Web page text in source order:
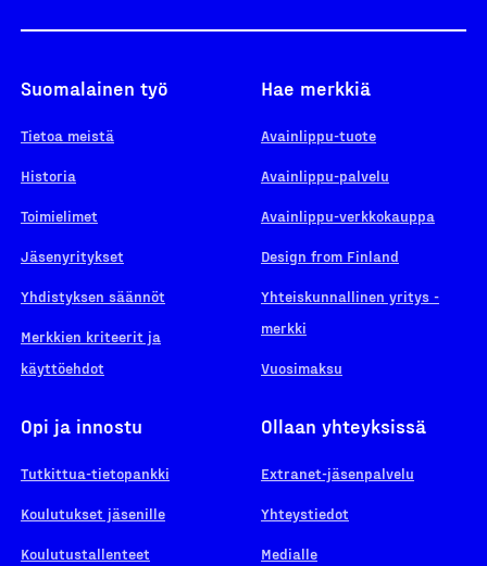
Suomalainen työ
Tietoa meistä
Historia
Toimielimet
Jäsenyritykset
Yhdistyksen säännöt
Merkkien kriteerit ja
käyttöehdot
Hae merkkiä
Avainlippu-tuote
Avainlippu-palvelu
Avainlippu-verkkokauppa
Design from Finland
Yhteiskunnallinen yritys -
merkki
Vuosimaksu
Opi ja innostu
Tutkittua-tietopankki
Koulutukset jäsenille
Koulutustallenteet
Ollaan yhteyksissä
Extranet-jäsenpalvelu
Yhteystiedot
Medialle